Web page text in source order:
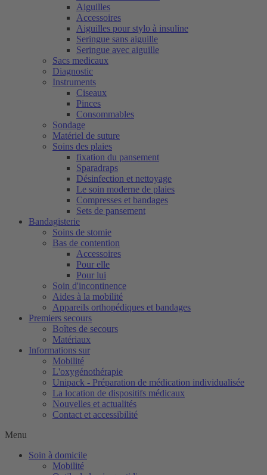
Aiguilles
Accessoires
Aiguilles pour stylo à insuline
Seringue sans aiguille
Seringue avec aiguille
Sacs medicaux
Diagnostic
Instruments
Ciseaux
Pinces
Consommables
Sondage
Matériel de suture
Soins des plaies
fixation du pansement
Sparadraps
Désinfection et nettoyage
Le soin moderne de plaies
Compresses et bandages
Sets de pansement
Bandagisterie
Soins de stomie
Bas de contention
Accessoires
Pour elle
Pour lui
Soin d'incontinence
Aides à la mobilité
Appareils orthopédiques et bandages
Premiers secours
Boîtes de secours
Matériaux
Informations sur
Mobilité
L'oxygénothérapie
Unipack - Préparation de médication individualisée
La location de dispositifs médicaux
Nouvelles et actualités
Contact et accessibilité
Menu
Soin à domicile
Mobilité